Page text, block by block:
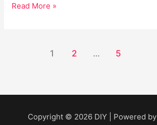
Read More »
1 2 … 5
Copyright © 2026 DIY| Powered by